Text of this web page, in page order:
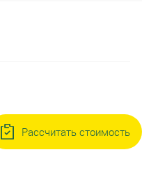
Рассчитать стоимость